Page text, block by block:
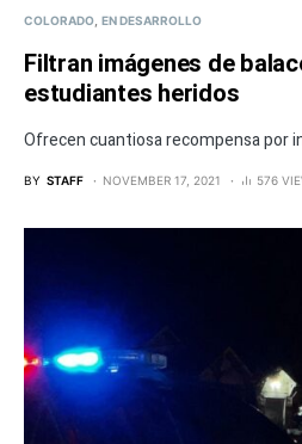
COLORADO EN DESARROLLO
Filtran imágenes de
estudiantes heridos
Ofrecen cuantiosa recompensa por
BY STAFF NOVEMBER 17, 2021 576